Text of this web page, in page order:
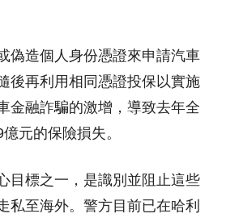
偽造個人身份憑證來申請汽車
後再利用相同憑證投保以實施
金融詐騙的激增，導致去年全
元的保險損失。
目標之一，是識別並阻止這些
私至海外。警方目前已在哈利